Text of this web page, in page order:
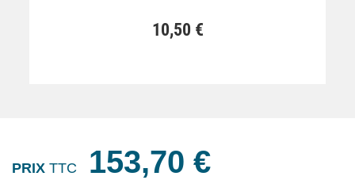
10,50 €
PRIX TTC 153,70 €